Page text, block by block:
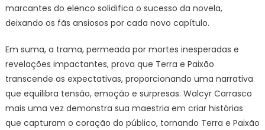
marcantes do elenco solidifica o sucesso da novela,
deixando os fãs ansiosos por cada novo capítulo.
Em suma, a trama, permeada por mortes inesperadas e
revelações impactantes, prova que Terra e Paixão
transcende as expectativas, proporcionando uma narrativa
que equilibra tensão, emoção e surpresas. Walcyr Carrasco
mais uma vez demonstra sua maestria em criar histórias
que capturam o coração do público, tornando Terra e Paixão